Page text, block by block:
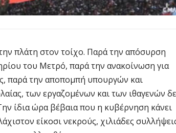
πλάτη στον τοίχο. Παρά την απόσυρση
του Μετρό, παρά την ανακοίνωση για
παρά την αποπομπή υπουργών και
των εργαζομένων και των ιθαγενών δε
ίδια ώρα βέβαια που η κυβέρνηση κάνει
είκοσι νεκρούς, χιλιάδες